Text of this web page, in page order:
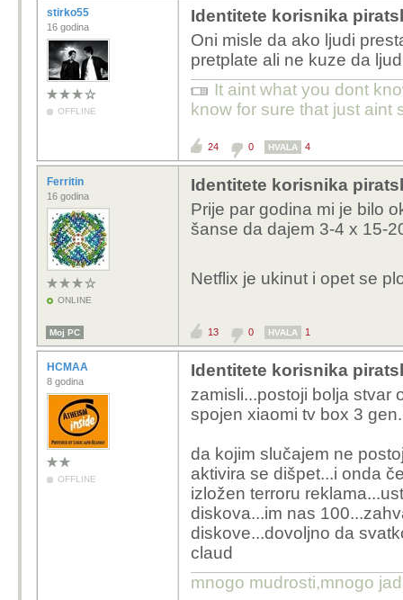
stirko55
16 godina
OFFLINE
Identitete korisnika
Oni misle da ako ljudi
pretplate ali ne kuze da
It aint what you dont
know for sure that just aint
24 0 HVALA 4
Ferritin
16 godina
ONLINE
Identitete korisnika
Prije par godina mi je bilo
šanse da dajem 3-4 x 15-
Netflix je ukinut i opet se
Moj PC 13 0 HVALA 1
HCMAA
8 godina
OFFLINE
Identitete korisnika
zamisli...postoji bolja stvar
spojen xiaomi tv box 3
da kojim slučajem ne
aktivira se dišpet...i onda
izložen terroru
diskova...im nas
diskove...dovoljno da
claud
mnogo mudrosti,mnogo